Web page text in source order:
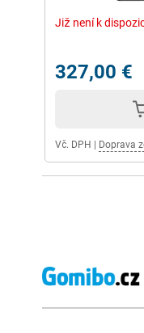
Již není k
327,00 €
Vč. DPH Doprava